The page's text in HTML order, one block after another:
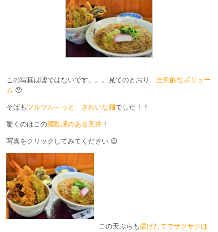
この写真は嘘ではないです。。。見てのとおり、 圧倒的なボリュー
ム 😯
そばもツルツル～っと、きれいな麺でした！！
驚くのはこの躍動感のある天丼 ！
写真をクリックしてみてください 😉
この天ぷらも揚げたてでサクサクほ